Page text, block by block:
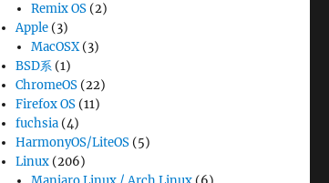
Remix OS(2)
Apple (3)
MacOSX(3)
BSD系 (1)
ChromeOS (22)
Firefox OS (11)
fuchsia (4)
HarmonyOS/LiteOS (5)
Linux (206)